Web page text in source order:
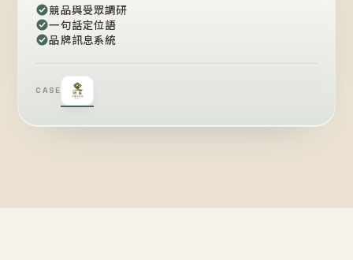
競品與受眾調研
一句話定位語
品牌訊息系統
CASE